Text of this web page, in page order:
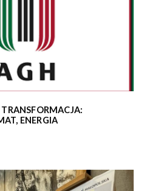
ENERGIA